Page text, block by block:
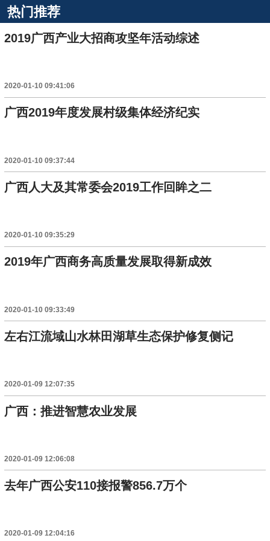
热门推荐
2019广西产业大招商攻坚年活动综述
2020-01-10 09:41:06
广西2019年度发展村级集体经济纪实
2020-01-10 09:37:44
广西人大及其常委会2019工作回眸之二
2020-01-10 09:35:29
2019年广西商务高质量发展取得新成效
2020-01-10 09:33:49
左右江流域山水林田湖草生态保护修复侧记
2020-01-09 12:07:35
广西：推进智慧农业发展
2020-01-09 12:06:08
去年广西公安110接报警856.7万个
2020-01-09 12:04:16